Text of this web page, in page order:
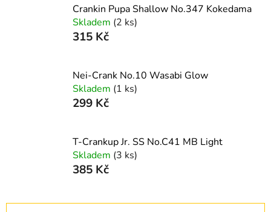
Crankin Pupa Shallow No.347 Kokedama
Skladem (2 ks)
315 Kč
Nei-Crank No.10 Wasabi Glow
Skladem (1 ks)
299 Kč
T-Crankup Jr. SS No.C41 MB Light
Skladem (3 ks)
385 Kč